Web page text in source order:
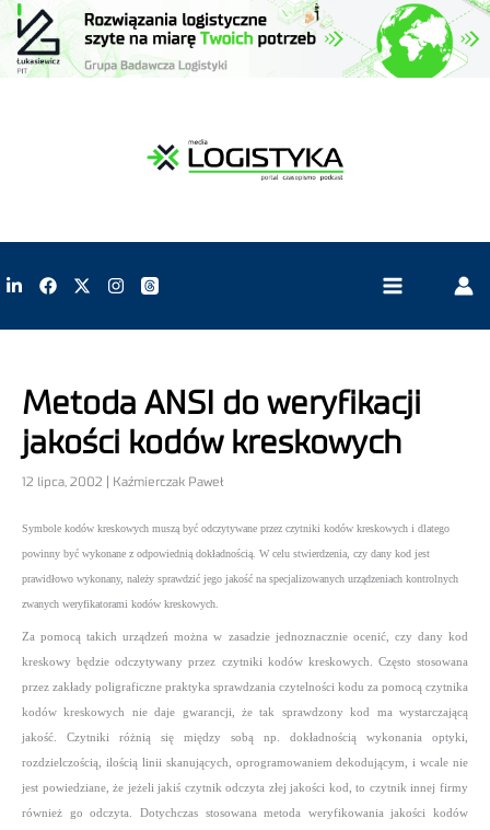
Metoda ANSI do weryfikacji
jakości kodów kreskowych
12 lipca, 2002 | Kaźmierczak Paweł
Symbole kodów kreskowych muszą być odczytywane przez czytniki kodów kreskowych i dlatego
powinny być wykonane z odpowiednią dokładnością. W celu stwierdzenia, czy dany kod jest
prawidłowo wykonany, należy sprawdzić jego jakość na specjalizowanych urządzeniach kontrolnych
zwanych weryfikatorami kodów kreskowych.
Za pomocą takich urządzeń można w zasadzie jednoznacznie ocenić, czy dany kod
kreskowy będzie odczytywany przez czytniki kodów kreskowych. Często stosowana
przez zakłady poligraficzne praktyka sprawdzania czytelności kodu za pomocą czytnika
kodów kreskowych nie daje gwarancji, że tak sprawdzony kod ma wystarczającą
jakość. Czytniki różnią się między sobą np. dokładnością wykonania optyki,
rozdzielczością, ilością linii skanujących, oprogramowaniem dekodującym, i wcale nie
jest powiedziane, że jeżeli jakiś czytnik odczyta złej jakości kod, to czytnik innej firmy
również go odczyta. Dotychczas stosowana metoda weryfikowania jakości kodów